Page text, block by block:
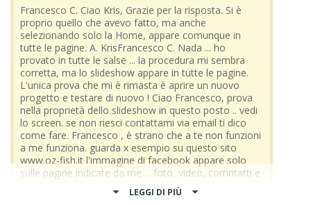
oppure non sta funzionando sulla vers. 12.0.5.22 ???
fammi sapere , se fosse per quello allora tengo la vers.
12.0.4.21 :) tanto per altri errori ho già reinstallato quello.
Francesco C. Ciao Kris, Grazie per la risposta. Si è
proprio quello che avevo fatto, ma anche
selezionando solo la Home, appare comunque in
tutte le pagine. A. KrisFrancesco C. Nada ... ho
provato in tutte le salse ... la procedura mi sembra
corretta, ma lo slideshow appare in tutte le pagine.
L'unica prova che mi è rimasta è aprire un nuovo
progetto e testare di nuovo ! Ciao Francesco, prova
nella proprietà dello slideshow in questo posto .. vedi
lo screen. se non riesci contattami via email ti dico
come fare. Francesco , è strano che a te non funzioni
a me funziona. guarda x esempio su questo sito
www.oz-fish.it l'immagine di facebook appare solo
sulle pagine indicate da me ... foto, video, comntatti e
non in tutte le pagine , oppure su questo altro sito
www.fantadesign.com in alto x esempio nel menu
LEGGI DI PIÙ